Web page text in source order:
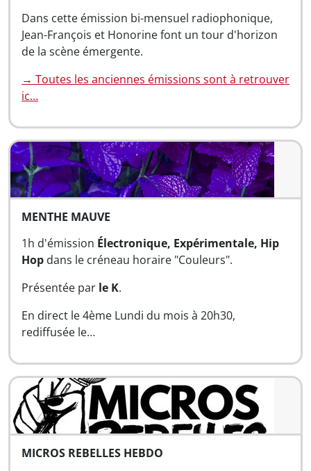
Dans cette émission bi-mensuel radiophonique,
Jean-François et Honorine font un tour d'horizon
de la scène émergente.
→ Toutes les anciennes émissions sont à retrouver
ic…
MENTHE MAUVE
1h d'émission Électronique, Expérimentale, Hip
Hop dans le créneau horaire "Couleurs".
Présentée par le K.
En direct le 4ème Lundi du mois à 20h30,
rediffusée le…
MICROS REBELLES HEBDO